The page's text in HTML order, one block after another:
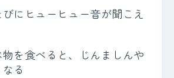
にヒューヒュー音が聞こえ
を食べると、じんましんや
る